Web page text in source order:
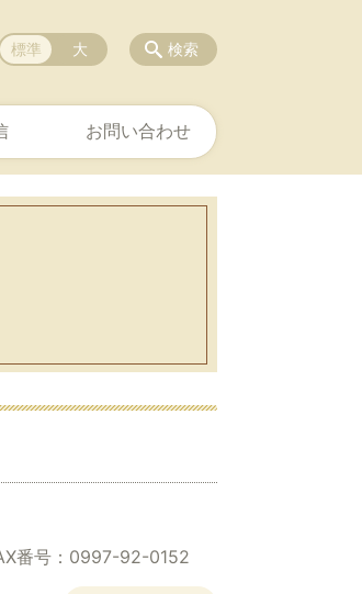
お問い合わせ
検索
標準 大
番号：0997-92-0152